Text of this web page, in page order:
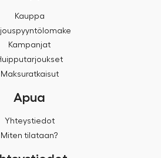
Kauppa
Kampanjat
Maksuratkaisut
Apua
Yhteystiedot
Miten tilataan?